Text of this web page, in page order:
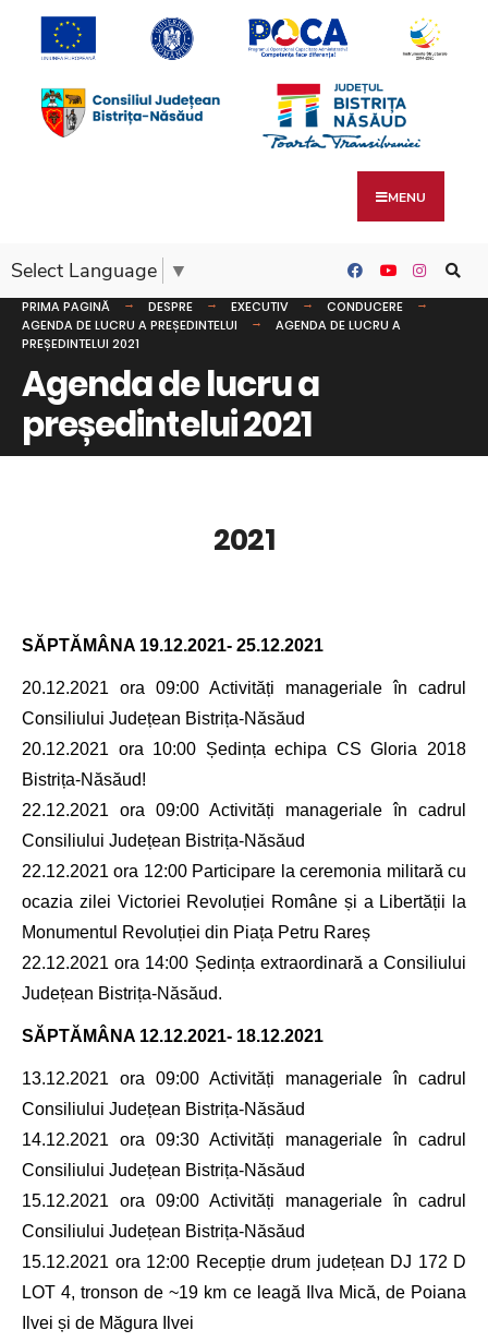
MENU
Select Language ▼
PRIMA PAGINĂ DESPRE EXECUTIV
CONDUCERE
AGENDA DE LUCRU A PREȘEDINTELUI
AGENDA DE LUCRU A
PREȘEDINTELUI 2021
Agenda de lucru a
președintelui 2021
2021
SĂPTĂMÂNA 19.12.2021- 25.12.2021
20.12.2021 ora 09:00 Activități manageriale în cadrul
Consiliului Județean Bistrița-Năsăud
20.12.2021 ora 10:00 Ședința echipa CS Gloria 2018
Bistrița-Năsăud!
22.12.2021 ora 09:00 Activități manageriale în cadrul
Consiliului Județean Bistrița-Năsăud
22.12.2021 ora 12:00 Participare la ceremonia militară cu
ocazia zilei Victoriei Revoluției Române și a Libertății la
Monumentul Revoluției din Piața Petru Rareș
22.12.2021 ora 14:00 Ședința extraordinară a Consiliului
Județean Bistrița-Năsăud.
SĂPTĂMÂNA 12.12.2021- 18.12.2021
13.12.2021 ora 09:00 Activități manageriale în cadrul
Consiliului Județean Bistrița-Năsăud
14.12.2021 ora 09:30 Activități manageriale în cadrul
Consiliului Județean Bistrița-Năsăud
15.12.2021 ora 09:00 Activități manageriale în cadrul
Consiliului Județean Bistrița-Năsăud
15.12.2021 ora 12:00 Recepție drum județean DJ 172 D
LOT 4, tronson de ~19 km ce leagă Ilva Mică, de Poiana
Ilvei și de Măgura Ilvei